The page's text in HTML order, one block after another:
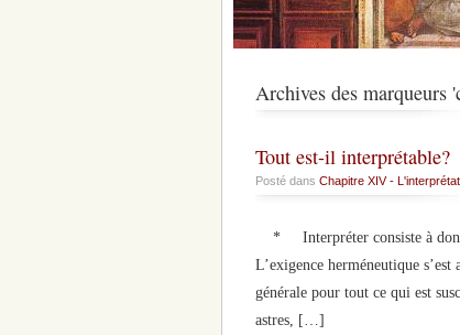
Archives des marqueurs
Tout est-il interprétable?
Posté dans Chapitre XIV -
* Interpréter consiste à
L’exigence herméneutique
générale pour tout ce qui est
astres, […]